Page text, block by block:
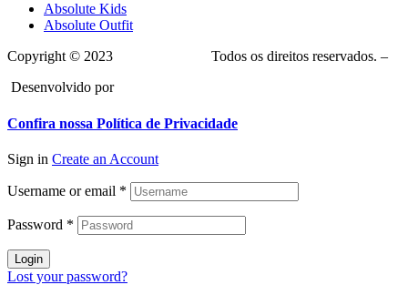
Absolute Kids
Absolute Outfit
Copyright © 2023
Todos os direitos reservados. –
Desenvolvido por
Confira nossa Política de Privacidade
Sign in Create an Account
Username or email *
Password *
Login
Lost your password?